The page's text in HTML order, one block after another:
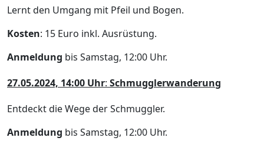
Lernt den Umgang mit Pfeil und Bogen.
Kosten: 15 Euro inkl. Ausrüstung.
Anmeldung bis Samstag, 12:00 Uhr.
27.05.2024, 14:00 Uhr: Schmugglerwanderung
Entdeckt die Wege der Schmuggler.
Anmeldung bis Samstag, 12:00 Uhr.